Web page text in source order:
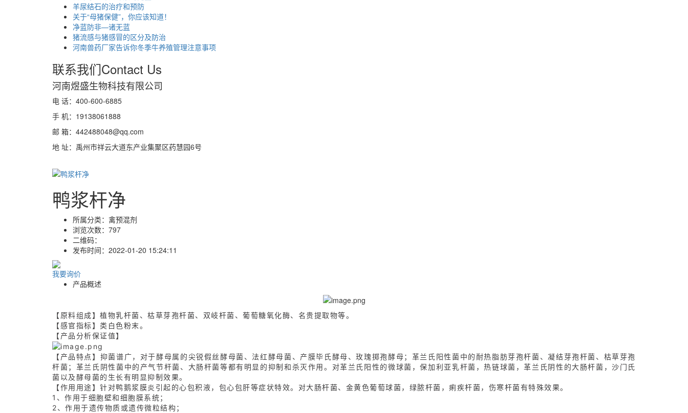
羊尿结石的治疗和预防
关于“母猪保健”，你应该知道！
净蓝防非—诸无蓝
猪流感与猪感冒的区分及防治
河南兽药厂家告诉你冬季牛养殖管理注意事项
联系我们Contact Us
河南煜盛生物科技有限公司
电 话：400-600-6885
手 机：19138061888
邮 箱：442488048@qq.com
地 址：禹州市祥云大道东产业集聚区药慧园6号
鸭浆杆净
所属分类： 禽预混剂
浏览次数： 797
二维码：
发布时间： 2022-01-20 15:24:11
我要询价
产品概述
【原料组成】植物乳杆菌、枯草芽孢杆菌、双岐杆菌、葡萄糖氧化酶、名贵提取物等。
【感官指标】类白色粉末。
【产品分析保证值】
【产品特点】抑菌谱广，对于酵母属的尖锐假丝酵母菌、法红酵母菌、产膜毕氏酵母、玫瑰掷孢酵母；革兰氏阳性菌中的耐热脂肪芽孢杆菌、凝结芽孢杆菌、枯草芽孢
杆菌；革兰氏阴性菌中的产气节杆菌、大肠杆菌等都有明显的抑制和杀灭作用。对革兰氏阳性的微球菌，保加利亚乳杆菌，热链球菌，革兰氏阴性的大肠杆菌，沙门氏
菌以及酵母菌的生长有明显抑制效果。
【作用用途】针对鸭鹅浆膜炎引起的心包积液，包心包肝等症状特效。对大肠杆菌、金黄色葡萄球菌，绿脓杆菌，痢疾杆菌，伤寒杆菌有特殊效果。
1、作用于细胞壁和细胞膜系统；
2、作用于遗传物质或遗传微粒结构；